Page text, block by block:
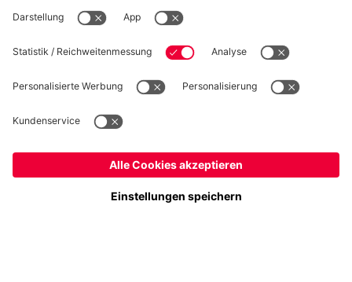
WIDERRUF
Datenschutz
Cookie Details
Preise inklusive MwSt. und zzgl. Versandkosten
© FC Bayern München AG
FC Bayern München AG, Säbener Str. 51-57, 81547 München
Ja,Österreich, um dorthin zu liefern!
Weltweit, um dorthin zu liefern!